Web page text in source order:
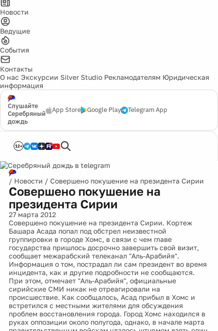
Новости
Ведущие
События
Контакты
О нас Экскурсии Silver Studio Рекламодателям Юридическая
информация
Слушайте
Серебряный
дождь
App Store Google Play Telegram App
12+
/ Новости / Совершено покушение на президента Сирии
Совершено покушение на
президента Сирии
27 марта 2012
Совершено покушение на президента Сирии. Кортеж
Башара Асада попал под обстрел неизвестной
группировки в городе Хомс, в связи с чем главе
государства пришлось досрочно завершить свой визит,
сообщает межарабский телеканал "Аль-Арабийя".
Информация о том, пострадал ли сам президент во время
инцидента, как и другие подробности не сообщаются.
При этом, отмечает "Аль-Арабийя", официальные
сирийские СМИ никак не отреагировали на
происшествие. Как сообщалось, Асад прибыл в Хомс и
встретился с местными жителями для обсуждения
проблем восстановления города. Город Хомс находился в
руках оппозиции около полугода, однако, в начале марта